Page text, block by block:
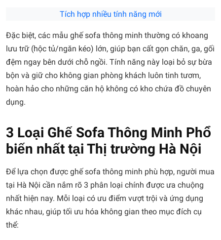
Tích hợp nhiều tính năng mới
Đặc biệt, các mẫu ghế sofa thông minh thường có khoang
lưu trữ (hộc tủ/ngăn kéo) lớn, giúp bạn cất gọn chăn, ga, gối
đệm ngay bên dưới chỗ ngồi. Tính năng này loại bỏ sự bừa
bộn và giữ cho không gian phòng khách luôn tinh tươm,
hoàn hảo cho những căn hộ không có kho chứa đồ chuyên
dụng.
3 Loại Ghế Sofa Thông Minh Phổ
biến nhất tại Thị trường Hà Nội
Để lựa chọn được ghế sofa thông minh phù hợp, người mua
tại Hà Nội cần nắm rõ 3 phân loại chính được ưa chuộng
nhất hiện nay. Mỗi loại có ưu điểm vượt trội và ứng dụng
khác nhau, giúp tối ưu hóa không gian theo mục đích cụ
thể: